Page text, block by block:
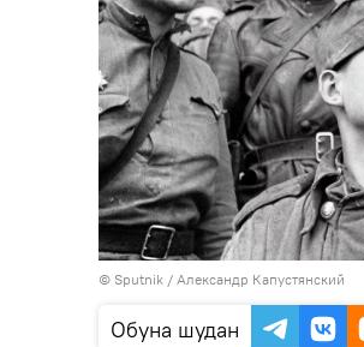
© Sputnik / Александр Капустянский
Обуна шудан